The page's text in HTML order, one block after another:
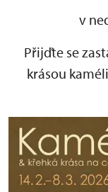
v
Přijďte se
krásou